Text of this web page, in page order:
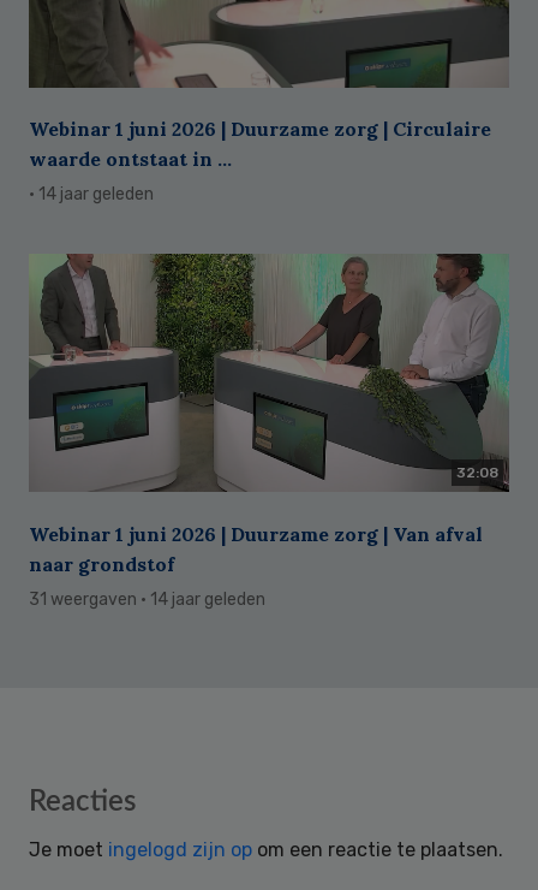
Webinar 1 juni 2026 | Duurzame zorg | Circulaire
waarde ontstaat in ...
· 14 jaar geleden
32:08
Webinar 1 juni 2026 | Duurzame zorg | Van afval
naar grondstof
31 weergaven · 14 jaar geleden
Reader
Reacties
Je moet ingelogd zijn op om een reactie te plaatsen.